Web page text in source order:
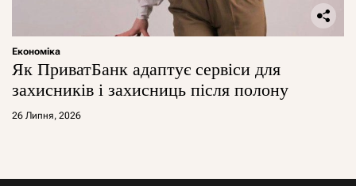
Економіка
Як ПриватБанк адаптує сервіси для
захисників і захисниць після полону
26 Липня, 2026